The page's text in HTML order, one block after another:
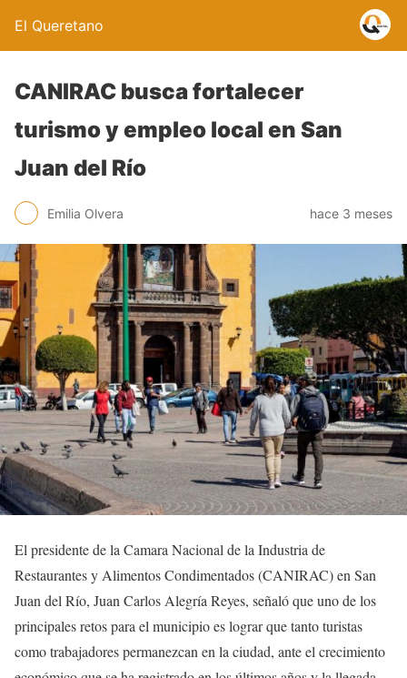
El Queretano
CANIRAC busca fortalecer
turismo y empleo local en San
Juan del Río
Emilia Olvera hace 3 meses
El presidente de la Camara Nacional de la Industria de
Restaurantes y Alimentos Condimentados (CANIRAC) en San
Juan del Río, Juan Carlos Alegría Reyes, señaló que uno de los
principales retos para el municipio es lograr que tanto turistas
como trabajadores permanezcan en la ciudad, ante el crecimiento